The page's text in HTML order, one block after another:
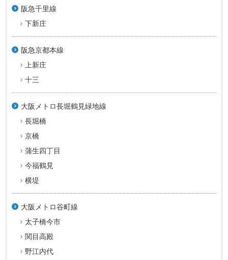
阪急千里線
下新庄
阪急京都本線
上新庄
十三
大阪メトロ長堀鶴見緑地線
長堀橋
京橋
蒲生四丁目
今福鶴見
横堤
大阪メトロ谷町線
太子橋今市
関目高殿
野江内代